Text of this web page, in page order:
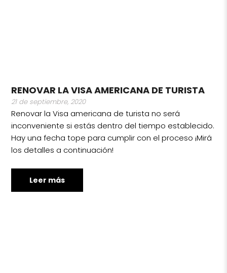
RENOVAR LA VISA AMERICANA DE TURISTA
21 de septiembre, 2020
Renovar la Visa americana de turista no será
inconveniente si estás dentro del tiempo establecido.
Hay una fecha tope para cumplir con el proceso ¡Mirá
los detalles a continuación!
Leer más